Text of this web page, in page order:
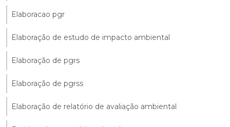
Elaboracao pgr
Elaboração de estudo de impacto ambiental
Elaboração de pgrs
Elaboração de pgrss
Elaboração de relatório de avaliação ambiental